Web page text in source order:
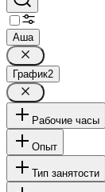
Аша
График2
Рабочие часы
Опыт
Тип занятости